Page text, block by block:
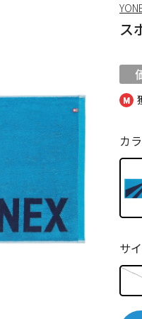
ス
カ
サ